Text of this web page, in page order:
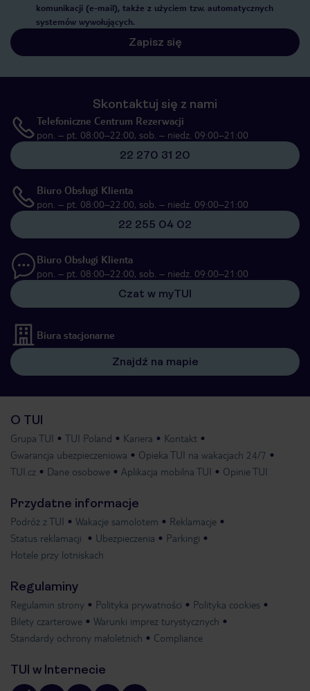
komunikacji (e-mail), także z użyciem tzw. automatycznych
systemów wywołujących.
Zapisz się
Skontaktuj się z nami
Telefoniczne Centrum Rezerwacji
pon. – pt. 08:00–22:00, sob. – niedz. 09:00–21:00
22 270 31 20
Biuro Obsługi Klienta
pon. – pt. 08:00–22:00, sob. – niedz. 09:00–21:00
22 255 04 02
Biuro Obsługi Klienta
pon. – pt. 08:00–22:00, sob. – niedz. 09:00–21:00
Czat w myTUI
Biura stacjonarne
Znajdź na mapie
O TUI
Grupa TUI TUI Poland Kariera
Kontakt
Gwarancja ubezpieczeniowa
Opieka TUI na wakacjach 24/7
TUI.cz
Dane osobowe Aplikacja mobilna TUI Opinie TUI
Przydatne informacje
Podróż z TUI Wakacje samolotem
Reklamacje
Status reklamacji
Ubezpieczenia
Parkingi
Hotele przy lotniskach
Regulaminy
Regulamin strony Polityka prywatności
Polityka cookies
Bilety czarterowe
Warunki imprez turystycznych
Standardy ochrony małoletnich
Compliance
TUI w Internecie